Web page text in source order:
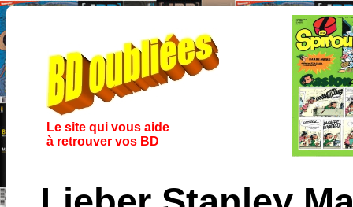
Le site qui vous aide
à retrouver vos BD